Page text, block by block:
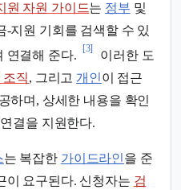
원 자원 가이드는 정부 및
지원 기회를 검색할 수 있
연결해 준다.
[3]
이러한 도
조직, 그리고 개인이 접근
하며, 상세한 내용을 확인
결을 지원한다.
는 복잡한 가이드라인을 준
이 요구된다. 신청자는 검